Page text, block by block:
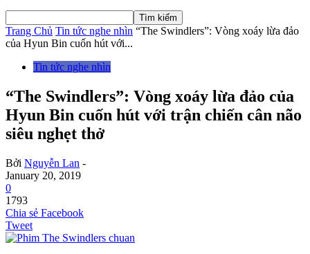
Trang Chủ Tin tức nghe nhìn “The Swindlers”: Vòng xoáy lừa đảo
của Hyun Bin cuốn hút với...
Tin tức nghe nhìn
“The Swindlers”: Vòng xoáy lừa đảo của
Hyun Bin cuốn hút với trận chiến cân não
siêu nghẹt thở
Bởi Nguyễn Lan -
January 20, 2019
0
1793
Chia sẻ Facebook
Tweet